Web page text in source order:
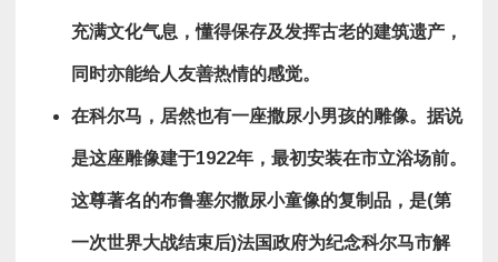
充满文化气息，懂得保存及发挥古老的建筑遗产，
同时亦能给人友善热情的感觉。
在科尔马，居然也有一座撒尿小男孩的雕像。据说
是这座雕像建于1922年 ，最初安装在市立浴场前。
这尊著名的布鲁塞尔撒尿小童像的复制品，是(第
一次世界大战结束后)法国政府为纪念科尔马市解